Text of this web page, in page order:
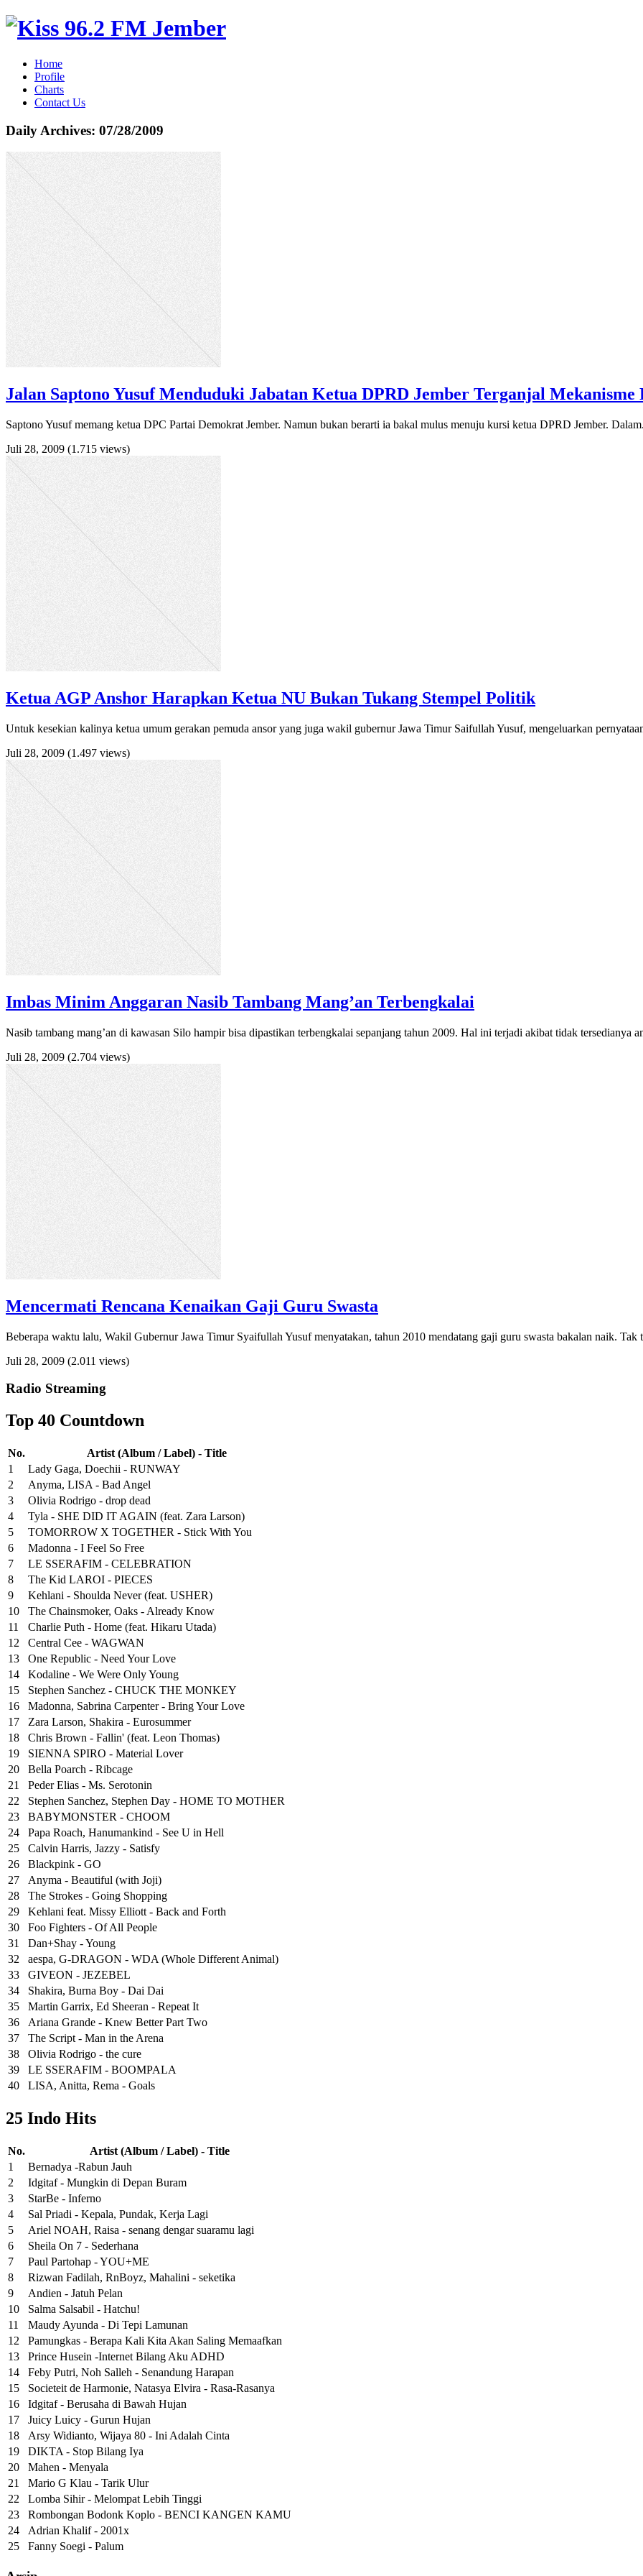
Home
Profile
Charts
Contact Us
Daily Archives: 07/28/2009
Jalan Saptono Yusuf Menduduki Jabatan Ketua DPRD Jember Terganjal Mekanisme
Saptono Yusuf memang ketua DPC Partai Demokrat Jember. Namun bukan berarti ia bakal mulus menuju kursi ketua DPRD Jember.
Juli 28, 2009 (1.715 views)
Ketua AGP Anshor Harapkan Ketua NU Bukan Tukang Stempel Politik
Untuk kesekian kalinya ketua umum gerakan pemuda ansor yang juga wakil gubernur Jawa Timur Saifullah Yusuf, mengeluarkan
Juli 28, 2009 (1.497 views)
Imbas Minim Anggaran Nasib Tambang Mang’an Terbengkalai
Nasib tambang mang’an di kawasan Silo hampir bisa dipastikan terbengkalai sepanjang tahun 2009. Hal ini terjadi akibat tidak tersedianya
Juli 28, 2009 (2.704 views)
Mencermati Rencana Kenaikan Gaji Guru Swasta
Beberapa waktu lalu, Wakil Gubernur Jawa Timur Syaifullah Yusuf menyatakan, tahun 2010 mendatang gaji guru swasta bakalan naik. Tak
Juli 28, 2009 (2.011 views)
Radio Streaming
Top 40 Countdown
No.
Artist (Album / Label) - Title
1
Lady Gaga, Doechii - RUNWAY
2
Anyma, LISA - Bad Angel
3
Olivia Rodrigo - drop dead
4
Tyla - SHE DID IT AGAIN (feat. Zara Larson)
5
TOMORROW X TOGETHER - Stick With You
6
Madonna - I Feel So Free
7
LE SSERAFIM - CELEBRATION
8
The Kid LAROI - PIECES
9
Kehlani - Shoulda Never (feat. USHER)
10
The Chainsmoker, Oaks - Already Know
11
Charlie Puth - Home (feat. Hikaru Utada)
12
Central Cee - WAGWAN
13
One Republic - Need Your Love
14
Kodaline - We Were Only Young
15
Stephen Sanchez - CHUCK THE MONKEY
16
Madonna, Sabrina Carpenter - Bring Your Love
17
Zara Larson, Shakira - Eurosummer
18
Chris Brown - Fallin' (feat. Leon Thomas)
19
SIENNA SPIRO - Material Lover
20
Bella Poarch - Ribcage
21
Peder Elias - Ms. Serotonin
22
Stephen Sanchez, Stephen Day - HOME TO MOTHER
23
BABYMONSTER - CHOOM
24
Papa Roach, Hanumankind - See U in Hell
25
⁠Calvin Harris, Jazzy - Satisfy
26
Blackpink - GO
27
Anyma - Beautiful (with Joji)
28
The Strokes - Going Shopping
29
Kehlani feat. Missy Elliott - Back and Forth
30
Foo Fighters - Of All People
31
Dan+Shay - Young
32
aespa, G-DRAGON - WDA (Whole Different Animal)
33
GIVEON - JEZEBEL
34
Shakira, Burna Boy - Dai Dai
35
Martin Garrix, Ed Sheeran - Repeat It
36
Ariana Grande - Knew Better Part Two
37
The Script - Man in the Arena
38
Olivia Rodrigo - the cure
39
LE SSERAFIM - BOOMPALA
40
LISA, Anitta, Rema - Goals
25 Indo Hits
No.
Artist (Album / Label) - Title
1
Bernadya -Rabun Jauh
2
Idgitaf - Mungkin di Depan Buram
3
StarBe - Inferno
4
Sal Priadi - Kepala, Pundak, Kerja Lagi
5
Ariel NOAH, Raisa - senang dengar suaramu lagi
6
Sheila On 7 - Sederhana
7
Paul Partohap - YOU+ME
8
Rizwan Fadilah, RnBoyz, Mahalini - seketika
9
Andien - Jatuh Pelan
10
Salma Salsabil - Hatchu!
11
Maudy Ayunda - Di Tepi Lamunan
12
Pamungkas - Berapa Kali Kita Akan Saling Memaafkan
13
Prince Husein -Internet Bilang Aku ADHD
14
Feby Putri, Noh Salleh - Senandung Harapan
15
Societeit de Harmonie, Natasya Elvira - Rasa-Rasanya
16
Idgitaf - Berusaha di Bawah Hujan
17
Juicy Luicy - Gurun Hujan
18
Arsy Widianto, Wijaya 80 - Ini Adalah Cinta
19
DIKTA - Stop Bilang Iya
20
Mahen - Menyala
21
Mario G Klau - Tarik Ulur
22
Lomba Sihir - Melompat Lebih Tinggi
23
Rombongan Bodonk Koplo - BENCI KANGEN KAMU
24
Adrian Khalif - 2001x
25
Fanny Soegi - Palum